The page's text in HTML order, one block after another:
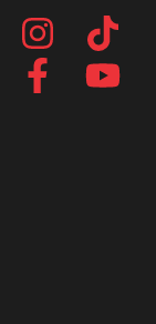
n
s
t
i
k
t
a
c
e
o
u
t